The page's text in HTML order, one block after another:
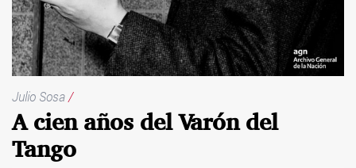
Julio Sosa/
A cien años del Varón del
Tango